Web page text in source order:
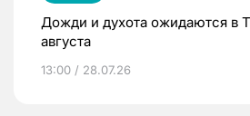
Дожди и духота ожидаются в
августа
13:00 / 28.07.26